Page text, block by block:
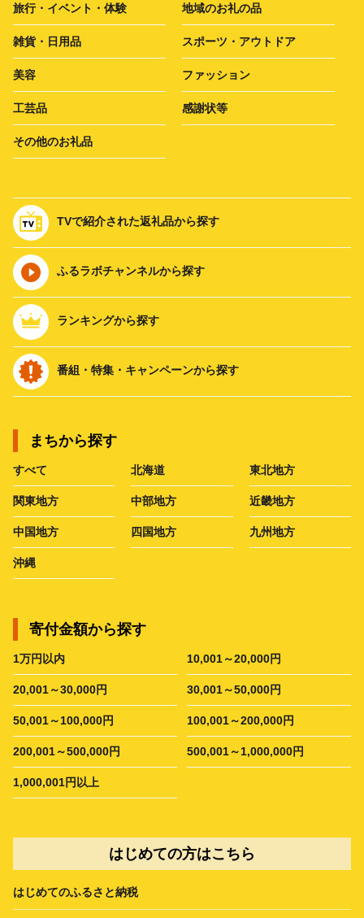
旅行・イベント・体験 地域のお礼の品
雑貨・日用品 スポーツ・アウトドア
美容 ファッション
工芸品 感謝状等
その他のお礼品
TVで紹介された返礼品から探す
ふるラボチャンネルから探す
ランキングから探す
番組・特集・キャンペーンから探す
まちから探す
すべて 北海道 東北地方
関東地方 中部地方 近畿地方
中国地方 四国地方 九州地方
沖縄
寄付金額から探す
1万円以内 10,001～20,000円
20,001～30,000円 30,001～50,000円
50,001～100,000円 100,001～200,000円
200,001～500,000円 500,001～1,000,000円
1,000,001円以上
はじめての方はこちら
はじめてのふるさと納税